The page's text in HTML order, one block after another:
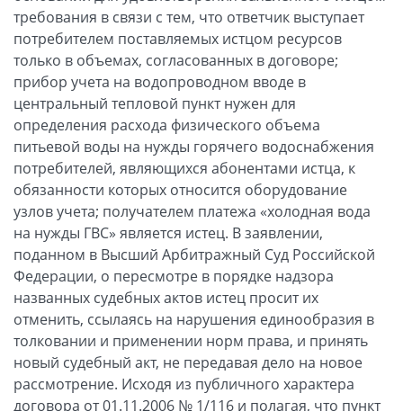
требования в связи с тем, что ответчик выступает
потребителем поставляемых истцом ресурсов
только в объемах, согласованных в договоре;
прибор учета на водопроводном вводе в
центральный тепловой пункт нужен для
определения расхода физического объема
питьевой воды на нужды горячего водоснабжения
потребителей, являющихся абонентами истца, к
обязанности которых относится оборудование
узлов учета; получателем платежа «холодная вода
на нужды ГВС» является истец. В заявлении,
поданном в Высший Арбитражный Суд Российской
Федерации, о пересмотре в порядке надзора
названных судебных актов истец просит их
отменить, ссылаясь на нарушения единообразия в
толковании и применении норм права, и принять
новый судебный акт, не передавая дело на новое
рассмотрение. Исходя из публичного характера
договора от 01.11.2006 № 1/116 и полагая, что пункт